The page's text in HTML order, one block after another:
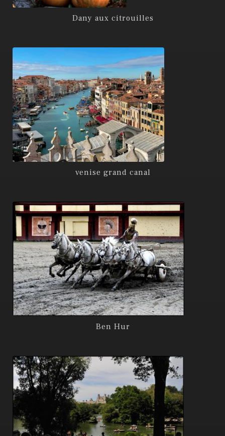
Dany aux citrouilles
venise grand canal
Ben Hur